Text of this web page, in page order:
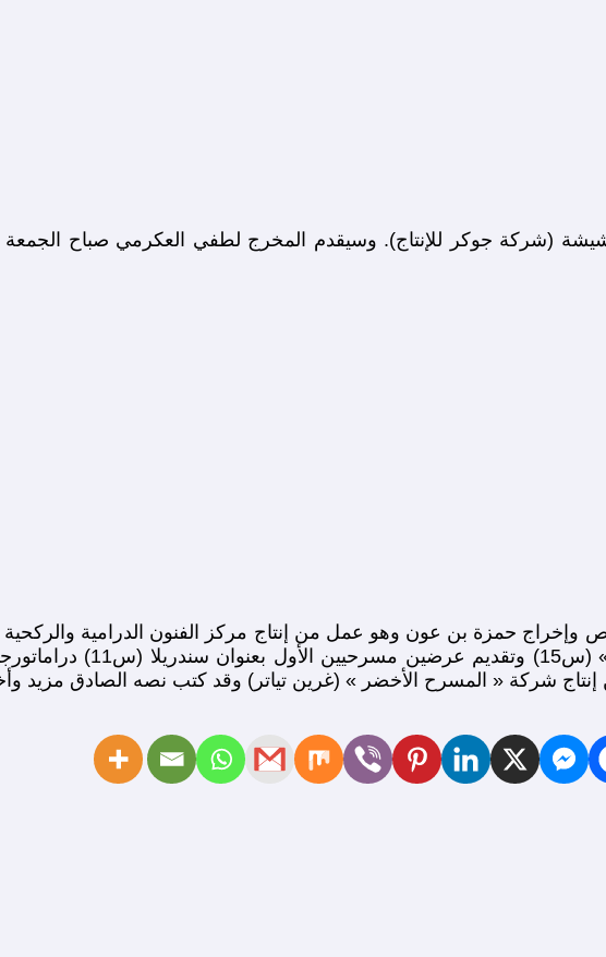
(شركة جوكر للإنتاج). وسيقدم المخرج لطفي العكرمي صباح
حمزة بن عون وهو عمل من إنتاج مركز الفنون الدرامية
الأحد 23 أكتوبر بتكريم
إنتاج شركة « المسرح الأخضر » (غرين تياتر) وقد كتب نصه الصادق مزيد